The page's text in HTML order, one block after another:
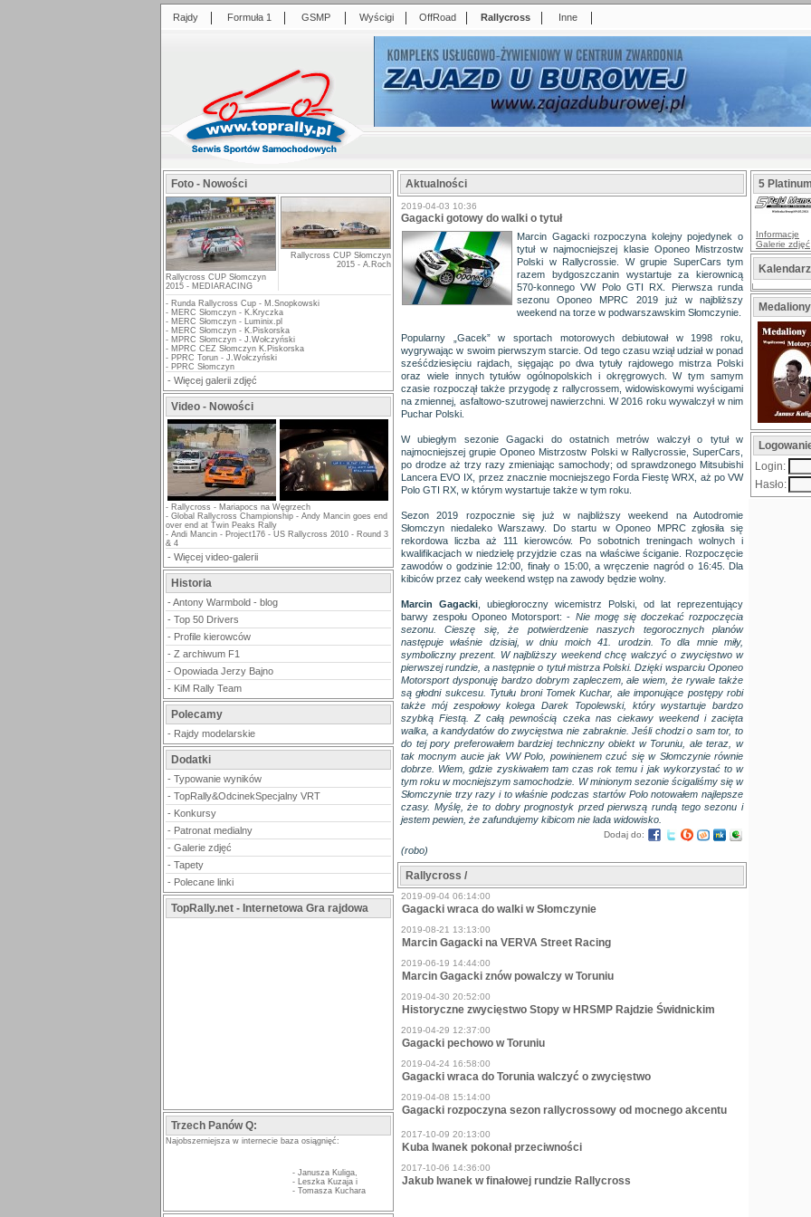
Rajdy | Formuła 1 | GSMP | Wyścigi | OffRoad | Rallycross | Inne |
Foto - Nowości
Rallycross CUP Słomczyn
2015 - MEDIARACING
Rallycross CUP Słomczyn
2015 - A.Roch
- Runda Rallycross Cup - M.Snopkowski
- MERC Słomczyn - K.Kryczka
- MERC Słomczyn - Luminix.pl
- MERC Słomczyn - K.Piskorska
- MPRC Słomczyn - J.Wołczyński
- MPRC CEZ Słomczyn K.Piskorska
- PPRC Torun - J.Wołczyński
- PPRC Słomczyn
- Więcej galerii zdjęć
Video - Nowości
- Rallycross - Mariapocs na Węgrzech
- Global Rallycross Championship - Andy Mancin goes end
over end at Twin Peaks Rally
- Andi Mancin - Project176 - US Rallycross 2010 - Round 3
& 4
- Więcej video-galerii
Historia
- Antony Warmbold - blog
- Top 50 Drivers
- Profile kierowców
- Z archiwum F1
- Opowiada Jerzy Bajno
- KiM Rally Team
Polecamy
- Rajdy modelarskie
Dodatki
- Typowanie wyników
- TopRally&OdcinekSpecjalny VRT
- Konkursy
- Patronat medialny
- Galerie zdjęć
- Tapety
- Polecane linki
TopRally.net - Internetowa Gra rajdowa
Trzech Panów Q:
Najobszerniejsza w internecie baza osiągnięć:
- Janusza Kuliga,
- Leszka Kuzaja i
- Tomasza Kuchara
Aktualności
2019-04-03 10:36
Gagacki gotowy do walki o tytuł
Marcin Gagacki rozpoczyna kolejny pojedynek o
tytuł w najmocniejszej klasie Oponeo Mistrzostw
Polski w Rallycrossie. W grupie SuperCars tym
razem bydgoszczanin wystartuje za kierownicą
570-konnego VW Polo GTI RX. Pierwsza runda
sezonu Oponeo MPRC 2019 już w najbliższy
weekend na torze w podwarszawskim Słomczynie.
Popularny „Gacek” w sportach motorowych debiutował w 1998 roku,
wygrywając w swoim pierwszym starcie. Od tego czasu wziął udział w ponad
sześćdziesięciu rajdach, sięgając po dwa tytuły rajdowego mistrza Polski
oraz wiele innych tytułów ogólnopolskich i okręgrowych. W tym samym
czasie rozpoczął także przygodę z rallycrossem, widowiskowymi wyścigami
na zmiennej, asfaltowo-szutrowej nawierzchni. W 2016 roku wywalczył w nim
Puchar Polski.
W ubiegłym sezonie Gagacki do ostatnich metrów walczył o tytuł w
najmocniejszej grupie Oponeo Mistrzostw Polski w Rallycrossie, SuperCars,
po drodze aż trzy razy zmieniając samochody; od sprawdzonego Mitsubishi
Lancera EVO IX, przez znacznie mocniejszego Forda Fiestę WRX, aż po VW
Polo GTI RX, w którym wystartuje także w tym roku.
Sezon 2019 rozpocznie się już w najbliższy weekend na Autodromie
Słomczyn niedaleko Warszawy. Do startu w Oponeo MPRC zgłosiła się
rekordowa liczba aż 111 kierowców. Po sobotnich treningach wolnych i
kwalifikacjach w niedzielę przyjdzie czas na właściwe ściganie. Rozpoczęcie
zawodów o godzinie 12:00, finały o 15:00, a wręczenie nagród o 16:45. Dla
kibiców przez cały weekend wstęp na zawody będzie wolny.
Marcin Gagacki , ubiegłoroczny wicemistrz Polski, od lat reprezentujący
barwy zespołu Oponeo Motorsport: - Nie mogę się doczekać rozpoczęcia
sezonu. Cieszę się, że potwierdzenie naszych tegorocznych planów
następuje właśnie dzisiaj, w dniu moich 41. urodzin. To dla mnie miły,
symboliczny prezent. W najbliższy weekend chcę walczyć o zwycięstwo w
pierwszej rundzie, a następnie o tytuł mistrza Polski. Dzięki wsparciu Oponeo
Motorsport dysponuję bardzo dobrym zapleczem, ale wiem, że rywale także
są głodni sukcesu. Tytułu broni Tomek Kuchar, ale imponujące postępy robi
także mój zespołowy kolega Darek Topolewski, który wystartuje bardzo
szybką Fiestą. Z całą pewnością czeka nas ciekawy weekend i zacięta
walka, a kandydatów do zwycięstwa nie zabraknie. Jeśli chodzi o sam tor, to
do tej pory preferowałem bardziej techniczny obiekt w Toruniu, ale teraz, w
tak mocnym aucie jak VW Polo, powinienem czuć się w Słomczynie równie
dobrze. Wiem, gdzie zyskiwałem tam czas rok temu i jak wykorzystać to w
tym roku w mocniejszym samochodzie. W minionym sezonie ścigaliśmy się w
Słomczynie trzy razy i to właśnie podczas startów Polo notowałem najlepsze
czasy. Myślę, że to dobry prognostyk przed pierwszą rundą tego sezonu i
jestem pewien, że zafundujemy kibicom nie lada widowisko.
Dodaj do:
(robo)
Rallycross /
2019-09-04 06:14:00
Gagacki wraca do walki w Słomczynie
2019-08-21 13:13:00
Marcin Gagacki na VERVA Street Racing
2019-06-19 14:44:00
Marcin Gagacki znów powalczy w Toruniu
2019-04-30 20:52:00
Historyczne zwycięstwo Stopy w HRSMP Rajdzie Świdnickim
2019-04-29 12:37:00
Gagacki pechowo w Toruniu
2019-04-24 16:58:00
Gagacki wraca do Torunia walczyć o zwycięstwo
2019-04-08 15:14:00
Gagacki rozpoczyna sezon rallycrossowy od mocnego akcentu
2017-10-09 20:13:00
Kuba Iwanek pokonał przeciwności
2017-10-06 14:36:00
Jakub Iwanek w finałowej rundzie Rallycross
5
Informacje
Galerie zdjęć
Login:
Hasło: